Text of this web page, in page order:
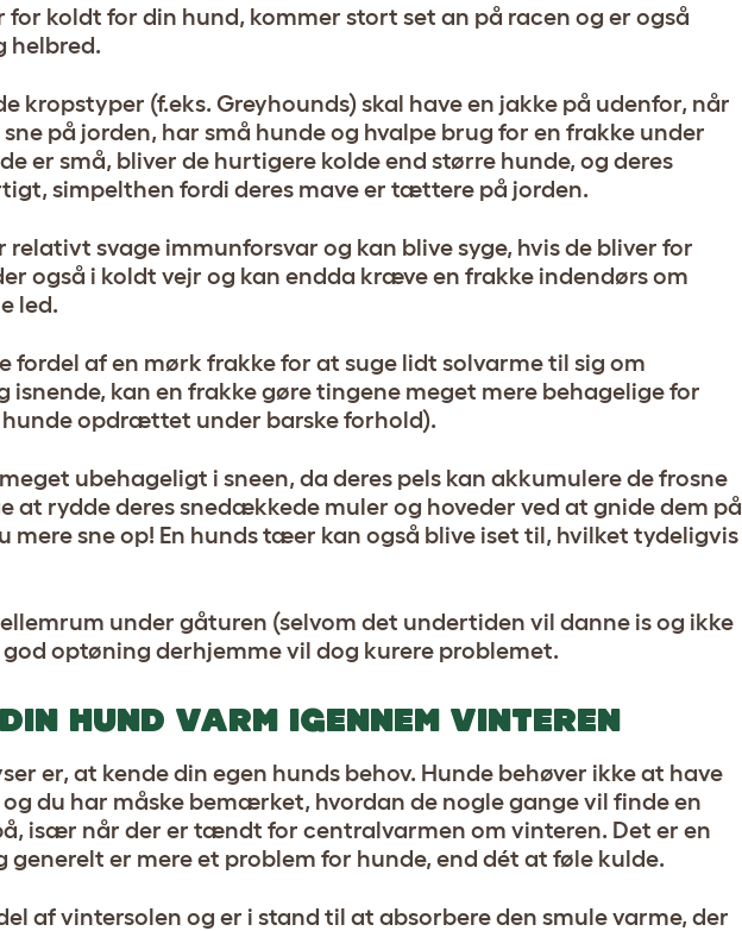
koldt for din hund, kommer stort set an på racen og er også
helbred.
kropstyper (f.eks. Greyhounds) skal have en jakke på udenfor, når
på jorden, har små hunde og hvalpe brug for en frakke under
er små, bliver de hurtigere kolde end større hunde, og deres
simpelthen fordi deres mave er tættere på jorden.
svage immunforsvar og kan blive syge, hvis de bliver for
også i koldt vejr og kan endda kræve en frakke indendørs om
led.
fordel af en mørk frakke for at suge lidt solvarme til sig om
kan en frakke gøre tingene meget mere behagelige for
opdrættet under barske forhold).
ubehageligt i sneen, da deres pels kan akkumulere de frosne
at rydde deres snedækkede muler og hoveder ved at gnide dem på
mere sne op! En hunds tæer kan også blive iset til, hvilket tydeligvis
under gåturen (selvom det undertiden vil danne is og ikke
god optøning derhjemme vil dog kurere problemet.
HUND VARM IGENNEM VINTEREN
er, at kende din egen hunds behov. Hunde behøver ikke at have
du har måske bemærket, hvordan de nogle gange vil finde en
især når der er tændt for centralvarmen om vinteren. Det er en
er mere et problem for hunde, end dét at føle kulde.
af vintersolen og er i stand til at absorbere den smule varme, der